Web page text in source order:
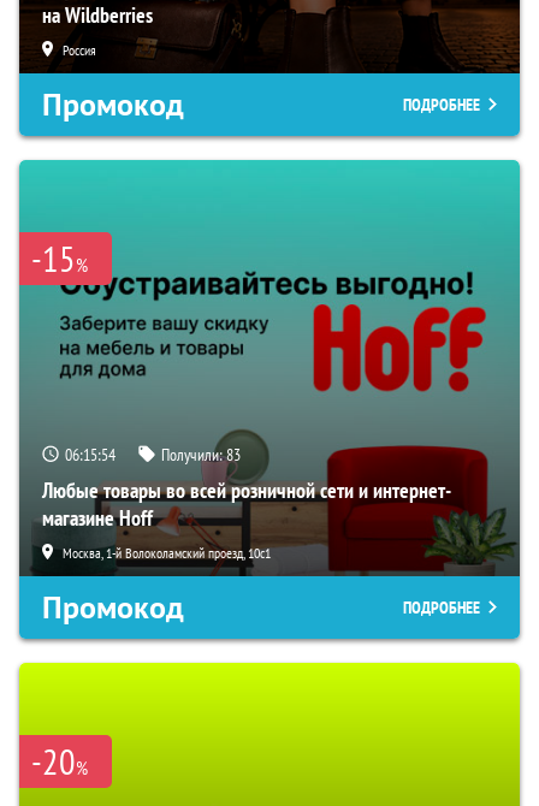
на Wildberries
Россия
Промокод ПОДРОБНЕЕ
-15%
06:15:53 Получили:83
Любые товары во всей розничной сети и интернет-
магазине Hoff
Москва, 1-й Волоколамский проезд, 10с1
Промокод ПОДРОБНЕЕ
-20%